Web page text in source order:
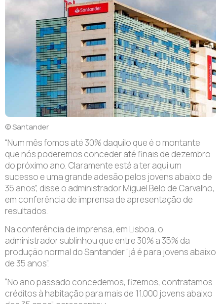
© Santander
“Num mês fomos até 30% daquilo que é o montante
que nós poderemos conceder até finais de dezembro
do próximo ano. Claramente está a ter aqui um
sucesso e uma grande adesão pelos jovens abaixo de
35 anos”, disse o administrador Miguel Belo de Carvalho,
em conferência de imprensa de apresentação de
resultados.
Na conferência de imprensa, em Lisboa, o
administrador sublinhou que entre 30% a 35% da
produção normal do Santander “já é para jovens abaixo
de 35 anos”.
“No ano passado concedemos, fizemos, contratamos
créditos à habitação para mais de 11.000 jovens abaixo